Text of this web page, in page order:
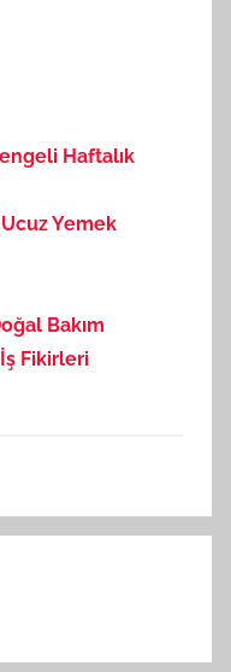
Haftalık
Yemek
Bakım
Fikirleri